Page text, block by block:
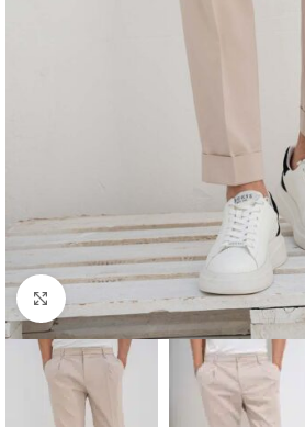
Κλικ για μεγέθυνση